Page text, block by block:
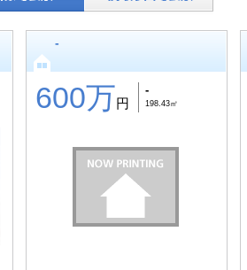
-
600万円
-
198.43㎡